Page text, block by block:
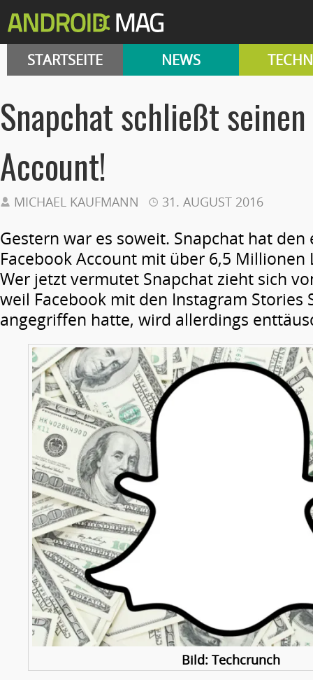
STARTSEITE NEWS
Snapchat schließt seinen
Account!
MICHAEL KAUFMANN 31. AUGUST 2016
Gestern war es soweit. Snapchat hat
Facebook Account mit über 6,5 Millionen
Wer jetzt vermutet Snapchat zieht sich
weil Facebook mit den Instagram Stories
angegriffen hatte, wird allerdings
Bild: Techcrunch